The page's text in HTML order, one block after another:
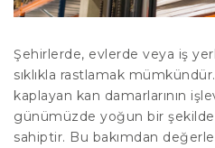
Şehirlerde, evlerde veya iş
sıklıkla rastlamak
kaplayan kan damarlarının
günümüzde yoğun bir
sahiptir. Bu bakımdan